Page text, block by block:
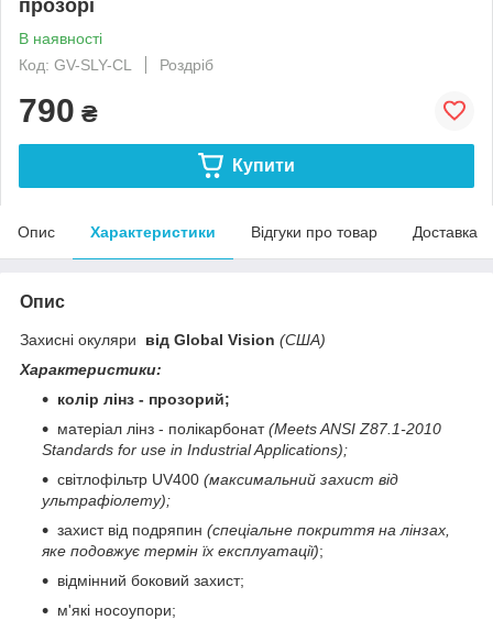
прозорі
В наявності
Код: GV-SLY-CL
Роздріб
790 ₴
Купити
Опис Характеристики Відгуки про товар Доставка
Опис
Захисні окуляри від Global Vision (США)
Характеристики:
колір лінз - прозорий;
матеріал лінз - полікарбонат(Meets ANSI Z87.1-2010
Standards for use in Industrial Applications);
світлофільтр UV400 (максимальний захист від
ультрафіолету);
захист від подряпин (спеціальне покриття на лінзах,
яке подовжує термін їх експлуатації);
відмінний боковий захист;
м'які носоупори;